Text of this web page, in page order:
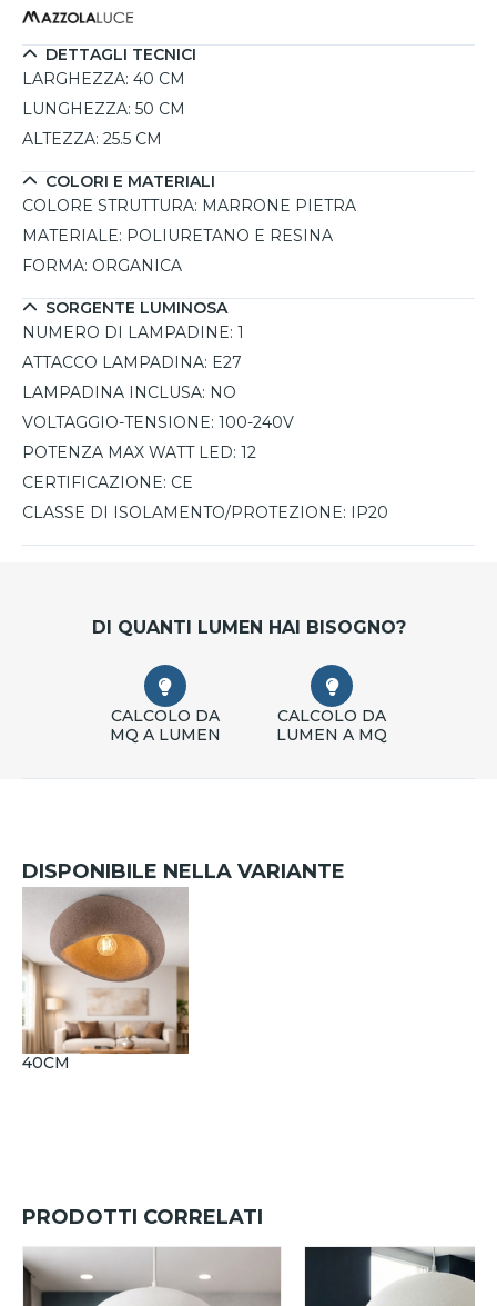
lunghezza di 50 cm, larghezza di 40 cm e altezza di 25.5
cm crea un punto luce decorativo capace di valorizzare il
soffitto con un'illuminazione accogliente e diffusa.
DETTAGLI TECNICI
LARGHEZZA: 40 CM
LUNGHEZZA: 50 CM
ALTEZZA: 25.5 CM
COLORI E MATERIALI
COLORE STRUTTURA: MARRONE PIETRA
MATERIALE: POLIURETANO E RESINA
FORMA: ORGANICA
SORGENTE LUMINOSA
NUMERO DI LAMPADINE: 1
ATTACCO LAMPADINA: E27
LAMPADINA INCLUSA: NO
VOLTAGGIO-TENSIONE: 100-240V
POTENZA MAX WATT LED: 12
CERTIFICAZIONE: CE
CLASSE DI ISOLAMENTO/PROTEZIONE: IP20
DI QUANTI LUMEN HAI BISOGNO?
CALCOLO DA
MQ A LUMEN
CALCOLO DA
LUMEN A MQ
DISPONIBILE NELLA VARIANTE
40CM
PRODOTTI CORRELATI